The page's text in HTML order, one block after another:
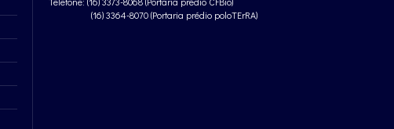
(16) 3364-8070 (Portaria prédio poloTErRA)